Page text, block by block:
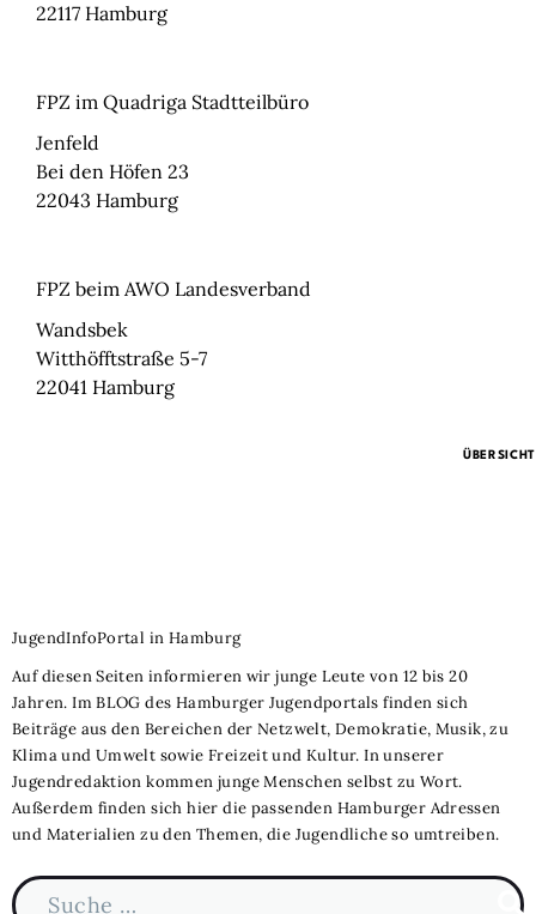
ÜBERSICHT
22117 Hamburg
FPZ im Quadriga Stadtteilbüro
Jenfeld
Bei den Höfen 23
22043 Hamburg
FPZ beim AWO Landesverband
Wandsbek
Witthöfftstraße 5-7
22041 Hamburg
JugendInfoPortal in Hamburg
Auf diesen Seiten informieren wir junge Leute von 12 bis 20
Jahren. Im BLOG des Hamburger Jugendportals finden sich
Beiträge aus den Bereichen der Netzwelt, Demokratie, Musik, zu
Klima und Umwelt sowie Freizeit und Kultur. In unserer
Jugendredaktion kommen junge Menschen selbst zu Wort.
Außerdem finden sich hier die passenden Hamburger Adressen
und Materialien zu den Themen, die Jugendliche so umtreiben.
Suche nach: